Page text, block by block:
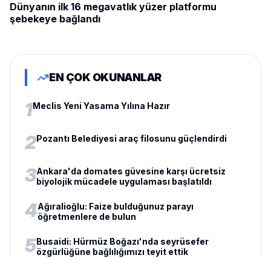
Dünyanın ilk 16 megavatlık yüzer platformu
şebekeye bağlandı
EN ÇOK OKUNANLAR
1Meclis Yeni Yasama Yılına Hazır
2Pozantı Belediyesi araç filosunu güçlendirdi
3Ankara'da domates güvesine karşı ücretsiz
biyolojik mücadele uygulaması başlatıldı
4Ağıralioğlu: Faize bulduğunuz parayı
öğretmenlere de bulun
5Busaidi: Hürmüz Boğazı'nda seyrüsefer
özgürlüğüne bağlılığımızı teyit ettik